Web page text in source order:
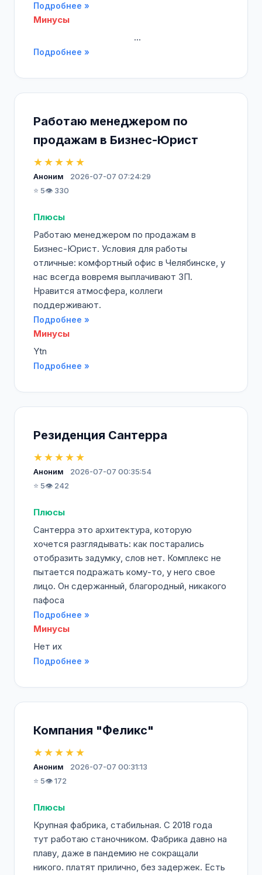
Подробнее »
Минусы
‍ ‍ ‍ ‍ ‍ ‍ ‍ ‍ ‍ ‍ ‍ ‍ ‍ ‍ ‍ ‍ ‍ ‍ ‍ ‍ ‍ ‍ ‍ ‍ ‍ ‍ ‍ ‍ ‍ ‍ ‍ ‍ ‍ ‍ ‍ ‍ ‍ ‍ ‍ ‍ ‍ ‍ ‍ ‍...
Подробнее »
Работаю менеджером по
продажам в Бизнес-Юрист
★★★★★
Аноним
2026-07-07 07:24:29
⭐ 5👁️ 330
Плюсы
Работаю менеджером по продажам в
Бизнес-Юрист. Условия для работы
отличные: комфортный офис в Челябинске, у
нас всегда вовремя выплачивают ЗП.
Нравится атмосфера, коллеги
поддерживают.
Подробнее »
Минусы
Ytn
Подробнее »
Резиденция Сантерра
★★★★★
Аноним
2026-07-07 00:35:54
⭐ 5👁️ 242
Плюсы
Сантерра это архитектура, которую
хочется разглядывать: как постарались
отобразить задумку, слов нет. Комплекс не
пытается подражать кому-то, у него свое
лицо. Он сдержанный, благородный, никакого
пафоса
Подробнее »
Минусы
Нет их
Подробнее »
Компания "Феликс"
★★★★★
Аноним
2026-07-07 00:31:13
⭐ 5👁️ 172
Плюсы
Крупная фабрика, стабильная. С 2018 года
тут работаю станочником. Фабрика давно на
плаву, даже в пандемию не сокращали
никого. платят прилично, без задержек. Есть